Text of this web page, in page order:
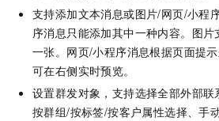
支持添加文本消息或图片/网页/小程
序消息只能添加其中一种内容。图
一张。网页/小程序消息根据页面提
可在右侧实时预览。
设置群发对象，支持选择全部外部联
按群组/按标签/按客户属性选择、手